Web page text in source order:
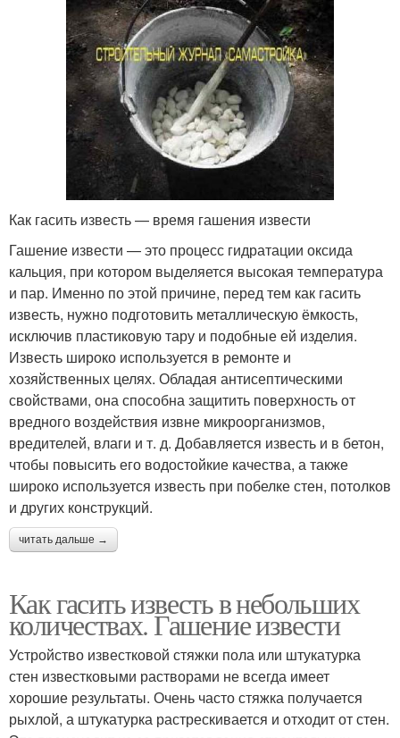
Как гасить известь — время гашения извести
Гашение извести — это процесс гидратации оксида
кальция, при котором выделяется высокая температура
и пар. Именно по этой причине, перед тем как гасить
известь, нужно подготовить металлическую ёмкость,
исключив пластиковую тару и подобные ей изделия.
Известь широко используется в ремонте и
хозяйственных целях. Обладая антисептическими
свойствами, она способна защитить поверхность от
вредного воздействия извне микроорганизмов,
вредителей, влаги и т. д. Добавляется известь и в бетон,
чтобы повысить его водостойкие качества, а также
широко используется известь при побелке стен, потолков
и других конструкций.
читать дальше →
Как гасить известь в небольших
количествах. Гашение извести
Устройство известковой стяжки пола или штукатурка
стен известковыми растворами не всегда имеет
хорошие результаты. Очень часто стяжка получается
рыхлой, а штукатурка растрескивается и отходит от стен.